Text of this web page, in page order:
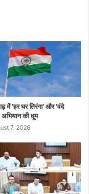
में ‘हर घर तिरंगा’ और ‘वंदे
अभियान की धूम
7, 2026